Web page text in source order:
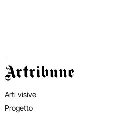
Artribune
Arti visive
Progetto